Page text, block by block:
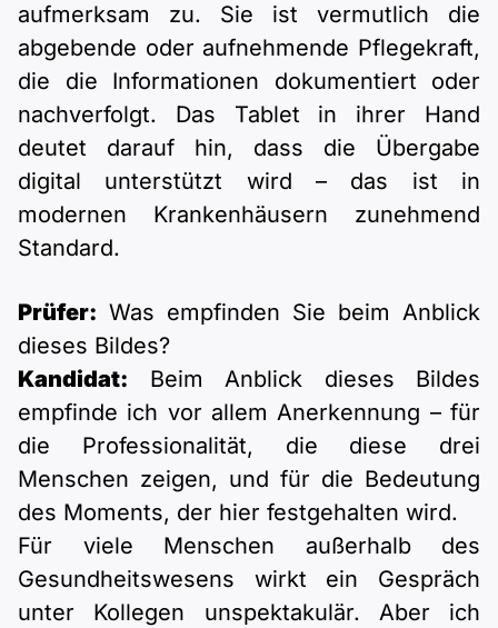
aufmerksam zu. Sie ist vermutlich die
abgebende oder aufnehmende Pflegekraft,
die die Informationen dokumentiert oder
nachverfolgt. Das Tablet in ihrer Hand
deutet darauf hin, dass die Übergabe
digital unterstützt wird – das ist in
modernen Krankenhäusern zunehmend
Standard.
Prüfer: Was empfinden Sie beim Anblick
dieses Bildes?
Kandidat: Beim Anblick dieses Bildes
empfinde ich vor allem Anerkennung – für
die Professionalität, die diese drei
Menschen zeigen, und für die Bedeutung
des Moments, der hier festgehalten wird.
Für viele Menschen außerhalb des
Gesundheitswesens wirkt ein Gespräch
unter Kollegen unspektakulär. Aber ich